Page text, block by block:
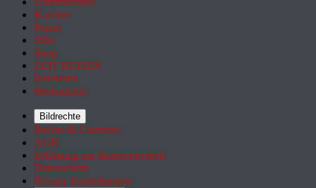
Karriere
Presse
Jobs
Shop
ZEIT REISEN
Inserieren
Mediadaten
Bildrechte
Rechte & Lizenzen
AGB
Erklärung zur Barrierefreiheit
Datenschutz
Privacy Einstellungen